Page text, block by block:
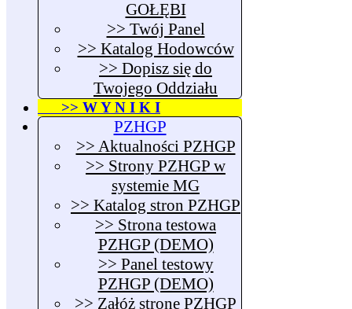
GOŁĘBI
>> Twój Panel
>> Katalog Hodowców
>> Dopisz się do
Twojego Oddziału
>> W Y N I K I
PZHGP
>> Aktualności PZHGP
>> Strony PZHGP w
systemie MG
>> Katalog stron PZHGP
>> Strona testowa
PZHGP (DEMO)
>> Panel testowy
PZHGP (DEMO)
>> Załóż stronę PZHGP